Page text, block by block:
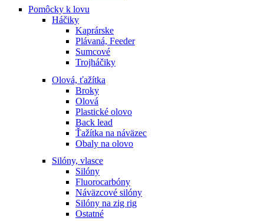
Pomôcky k lovu
Háčiky
Kaprárske
Plávaná, Feeder
Sumcové
Trojháčiky
Olová, ťažítka
Broky
Olová
Plastické olovo
Back lead
Ťažítka na náväzec
Obaly na olovo
Silóny, vlasce
Silóny
Fluorocarbóny
Náväzcové silóny
Silóny na zig rig
Ostatné